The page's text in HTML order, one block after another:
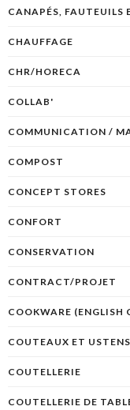
CANAPÉS, FAUTEUILS
CHAUFFAGE
CHR/HORECA
COLLAB'
COMMUNICATION /
COMPOST
CONCEPT STORES
CONFORT
CONSERVATION
CONTRACT/PROJET
COOKWARE (ENGLISH
COUTEAUX ET
COUTELLERIE
COUTELLERIE DE